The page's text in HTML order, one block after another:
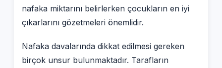
nafaka miktarını belirlerken çocukların en iyi
çıkarlarını gözetmeleri önemlidir.
Nafaka davalarında dikkat edilmesi gereken
birçok unsur bulunmaktadır. Tarafların